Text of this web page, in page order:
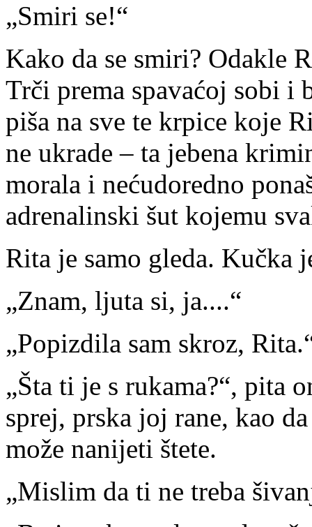
„Smiri se!“
Kako da se smiri? Odakle
Trči prema spavaćoj sobi i
piša na sve te krpice koje
ne ukrade – ta jebena
morala i nećudoredno
adrenalinski šut kojemu
Rita je samo gleda. Kučka
„Znam, ljuta si, ja....“
„Popizdila sam skroz,
„Šta ti je s rukama?“, pita
sprej, prska joj rane, kao
može nanijeti štete.
„Mislim da ti ne treba